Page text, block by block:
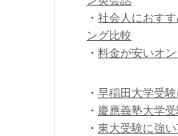
・ 社会人におす
ング比較
・ 料金が安いオ
・ 早稲田大学受
・ 慶應義塾大学
・ 東大受験に強